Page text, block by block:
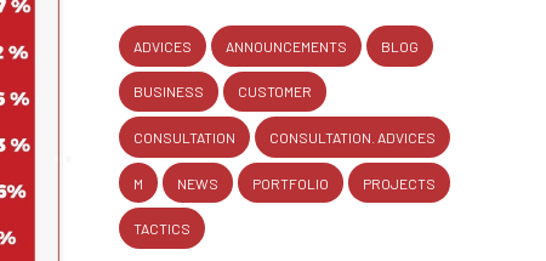
ADVICES ANNOUNCEMENTS BLOG
BUSINESS CUSTOMER
CONSULTATION CONSULTATION. ADVICES
M NEWS PORTFOLIO PROJECTS
TACTICS